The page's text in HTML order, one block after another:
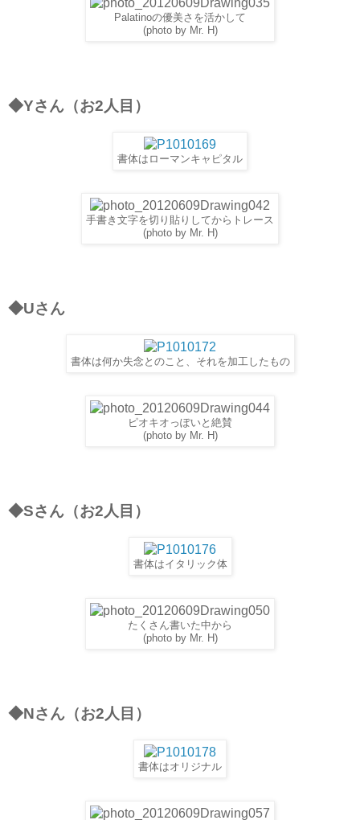
Palatinoの優美さを活かして
(photo by Mr. H)
◆Yさん（お2人目）
書体はローマンキャピタル
手書き文字を切り貼りしてからトレース
(photo by Mr. H)
◆Uさん
書体は何か失念とのこと、それを加工したもの
ピオキオっぽいと絶賛
(photo by Mr. H)
◆Sさん（お2人目）
書体はイタリック体
たくさん書いた中から
(photo by Mr. H)
◆Nさん（お2人目）
書体はオリジナル